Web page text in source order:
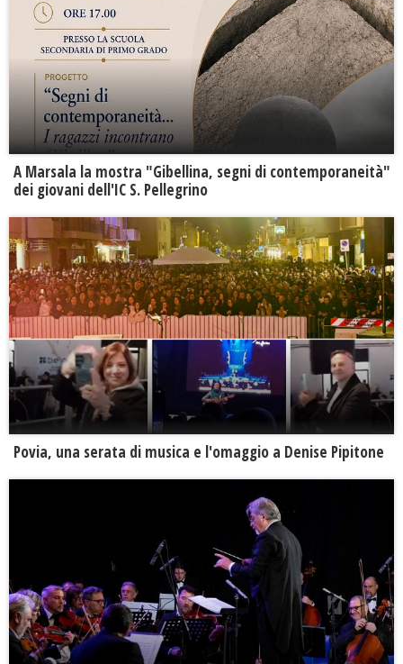
A Marsala la mostra "Gibellina, segni di contemporaneità"
dei giovani dell'IC S. Pellegrino
Povia, una serata di musica e l'omaggio a Denise Pipitone